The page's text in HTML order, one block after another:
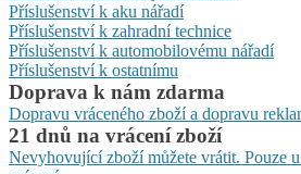
Příslušenství k aku nářadí
Příslušenství k zahradní technice
Příslušenství k automobilovému nářadí
Příslušenství k ostatnímu
Doprava k nám zdarma
Dopravu vráceného zboží a dopravu
21 dnů na vrácení zboží
Nevyhovující zboží můžete vrátit. Pouze u